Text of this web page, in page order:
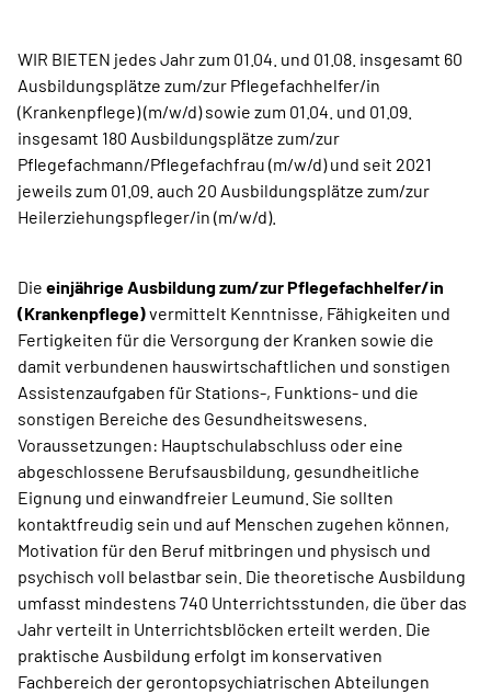
WIR BIETEN jedes Jahr zum 01.04. und 01.08. insgesamt 60
Ausbildungsplätze zum/zur Pflegefachhelfer/in
(Krankenpflege) (m/w/d) sowie zum 01.04. und 01.09.
insgesamt 180 Ausbildungsplätze zum/zur
Pflegefachmann/Pflegefachfrau (m/w/d) und seit 2021
jeweils zum 01.09. auch 20 Ausbildungsplätze zum/zur
Heilerziehungspfleger/in (m/w/d).
Die einjährige Ausbildung zum/zur Pflegefachhelfer/in
(Krankenpflege)vermittelt Kenntnisse, Fähigkeiten und
Fertigkeiten für die Versorgung der Kranken sowie die
damit verbundenen hauswirtschaftlichen und sonstigen
Assistenzaufgaben für Stations-, Funktions- und die
sonstigen Bereiche des Gesundheitswesens.
Voraussetzungen: Hauptschulabschluss oder eine
abgeschlossene Berufsausbildung, gesundheitliche
Eignung und einwandfreier Leumund. Sie sollten
kontaktfreudig sein und auf Menschen zugehen können,
Motivation für den Beruf mitbringen und physisch und
psychisch voll belastbar sein. Die theoretische Ausbildung
umfasst mindestens 740 Unterrichtsstunden, die über das
Jahr verteilt in Unterrichtsblöcken erteilt werden. Die
praktische Ausbildung erfolgt im konservativen
Fachbereich der gerontopsychiatrischen Abteilungen